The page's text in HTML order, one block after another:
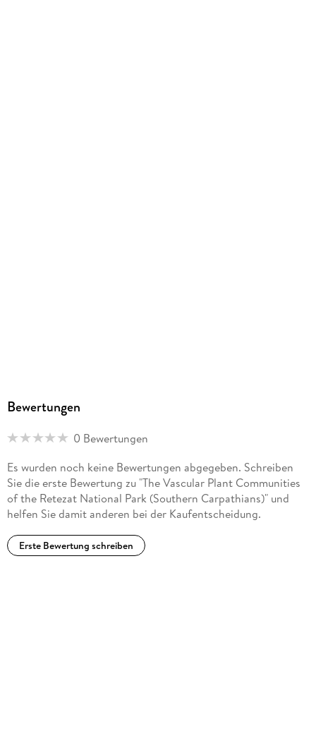
Bewertungen
0 Bewertungen
Es wurden noch keine Bewertungen abgegeben. Schreiben
Sie die erste Bewertung zu "The Vascular Plant Communities
of the Retezat National Park (Southern Carpathians)" und
helfen Sie damit anderen bei der Kaufentscheidung.
Erste Bewertung schreiben